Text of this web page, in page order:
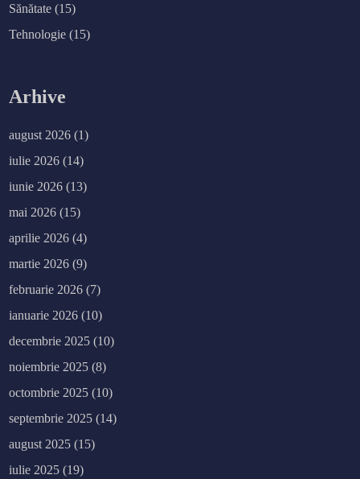
Sănătate (15)
Tehnologie (15)
Arhive
august 2026 (1)
iulie 2026 (14)
iunie 2026 (13)
mai 2026 (15)
aprilie 2026 (4)
martie 2026 (9)
februarie 2026 (7)
ianuarie 2026 (10)
decembrie 2025 (10)
noiembrie 2025 (8)
octombrie 2025 (10)
septembrie 2025 (14)
august 2025 (15)
iulie 2025 (19)